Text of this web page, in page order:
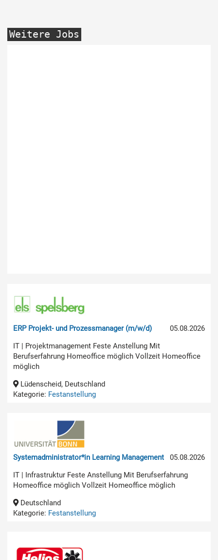
Weitere Jobs
05.08.2026
ERP Projekt- und Prozessmanager (m/w/d)
IT | Projektmanagement Feste Anstellung Mit
Berufserfahrung Homeoffice möglich Vollzeit Homeoffice
möglich
Lüdenscheid, Deutschland
Kategorie: Festanstellung
05.08.2026
Systemadministrator*in Learning Management
IT | Infrastruktur Feste Anstellung Mit Berufserfahrung
Homeoffice möglich Vollzeit Homeoffice möglich
Deutschland
Kategorie: Festanstellung